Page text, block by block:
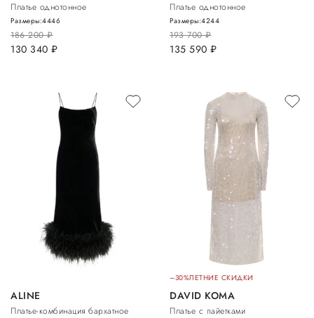
Платье однотонное
186 200руб.
130 340 руб.
Размеры:4446
Платье однотонное
193 700руб.
135 590 руб.
Размеры:4244
ALINE
Платье-комбинация бархатное
–30%ЛЕТНИЕ СКИДКИ
DAVID KOMA
Платье с пайетками